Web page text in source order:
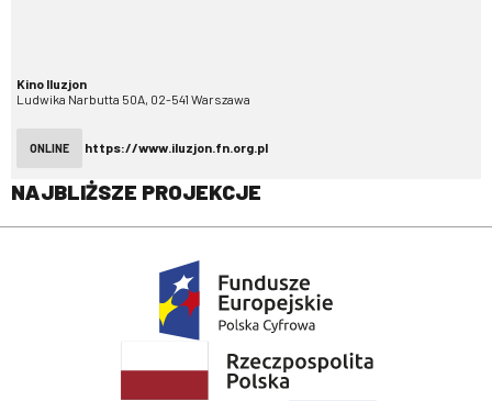
Kino Iluzjon
Ludwika Narbutta 50A, 02-541 Warszawa
ONLINE https://www.iluzjon.fn.org.pl
NAJBLIŻSZE PROJEKCJE